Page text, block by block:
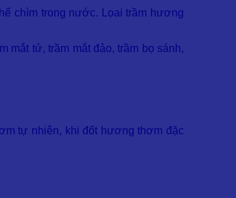
chìm trong nước. Lọai trầm hương
tử, trầm mắt đảo, trầm bọ sánh,
tự nhiên, khi đốt hương thơm đặc